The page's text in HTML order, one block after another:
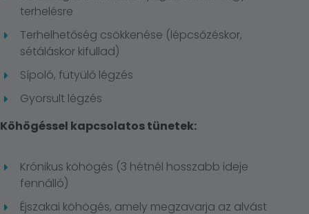
terhelésre
Terhelhetőség csökkenése (lépcsőzéskor,
sétáláskor kifullad)
Sípoló, fütyülő légzés
Gyorsult légzés
Köhögéssel kapcsolatos tünetek:
Krónikus köhögés (3 hétnél hosszabb ideje
fennálló)
Éjszakai köhögés, amely megzavarja az alvást